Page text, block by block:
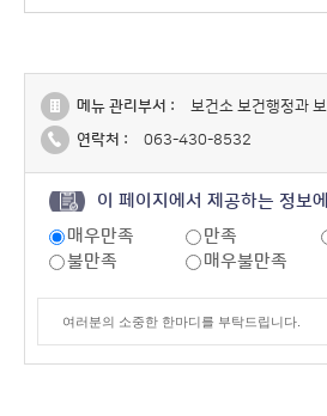
메뉴 관리부서 :
보건소 보건행정과
연락처 :
063-430-8532
이 페이지에서 제공하는 정보
매우만족
만족
불만족
매우불만족